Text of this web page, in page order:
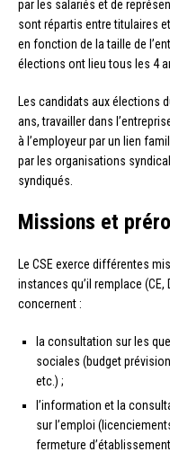
par les salariés et de
sont répartis entre titulaires
en fonction de la taille de
élections ont lieu tous les 4
Les candidats aux élections
ans, travailler dans
à l’employeur par un lien
par les organisations
syndiqués.
Missions et
Le CSE exerce différentes
instances qu’il remplace
concernent :
la consultation sur les
sociales (budget
etc.) ;
l’information et la
sur l’emploi
fermeture